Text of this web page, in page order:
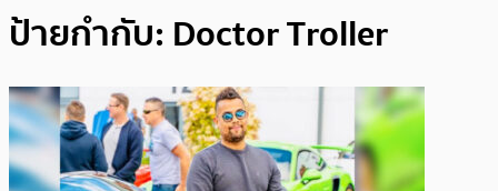
ป้ายกำกับ: Doctor Troller